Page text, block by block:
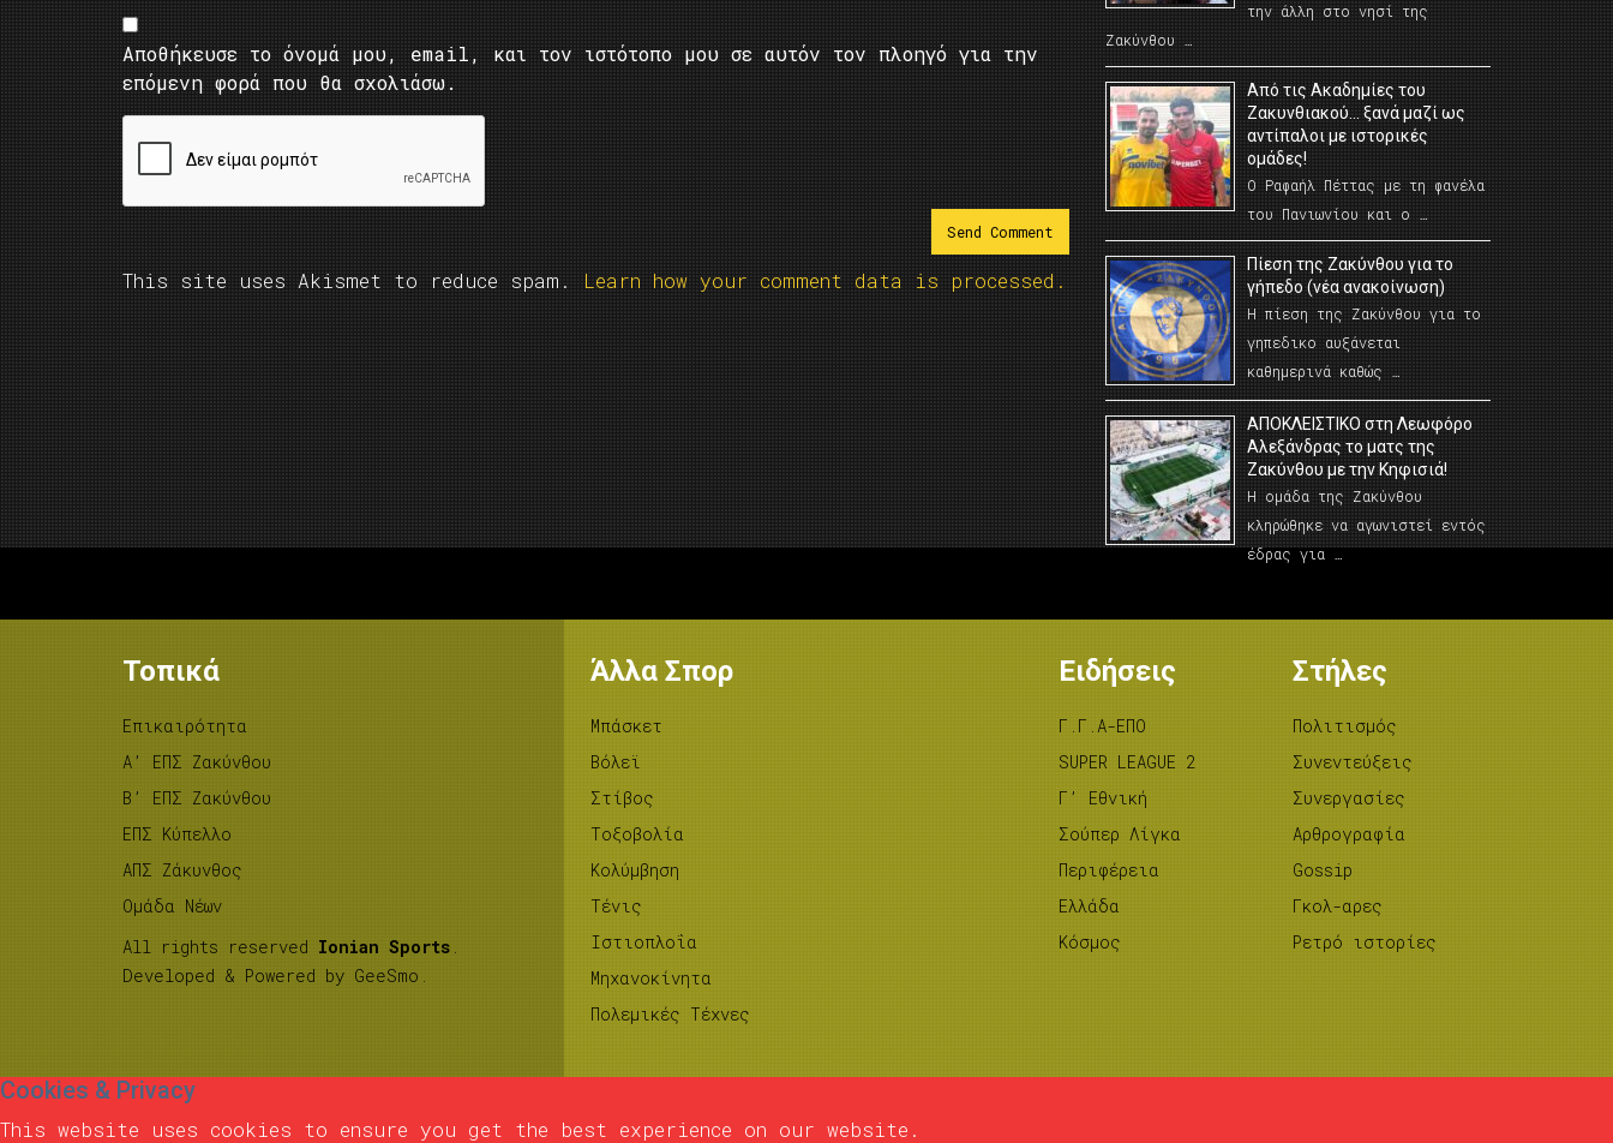
Αποθήκευσε το όνομά μου, email, και τον ιστότοπο μου σε αυτόν τον πλοηγό για την
επόμενη φορά που θα σχολιάσω.
This site uses Akismet to reduce spam. Learn how your comment data is processed.
την άλλη στο νησί της
Ζακύνθου …
Από τις Ακαδημίες του
Ζακυνθιακού… ξανά μαζί ως
αντίπαλοι με ιστορικές
ομάδες!
Ο Ραφαήλ Πέττας με τη φανέλα
του Πανιωνίου και ο …
Πίεση της Ζακύνθου για το
γήπεδο (νέα ανακοίνωση)
Η πίεση της Ζακύνθου για το
γηπεδικο αυξάνεται
καθημερινά καθώς …
AΠΟΚΛΕΙΣΤΙΚΟ στη Λεωφόρο
Αλεξάνδρας το ματς της
Ζακύνθου με την Κηφισιά!
Η ομάδα της Ζακύνθου
κληρώθηκε να αγωνιστεί εντός
έδρας για …
Τοπικά
Επικαιρότητα
A’ ΕΠΣ Ζακύνθου
B’ ΕΠΣ Ζακύνθου
ΕΠΣ Κύπελλο
ΑΠΣ Ζάκυνθος
Ομάδα Νέων
All rights reserved Ionian Sports .
Developed & Powered by GeeSmo .
Άλλα Σπορ
Μπάσκετ
Βόλεϊ
Στίβος
Tοξοβολία
Κολύμβηση
Τένις
Ιστιοπλοΐα
Μηχανοκίνητα
Πολεμικές Τέχνες
Ειδήσεις
Γ.Γ.Α-ΕΠΟ
SUPER LEAGUE 2
Γ’ Εθνική
Σούπερ Λίγκα
Περιφέρεια
Ελλάδα
Κόσμος
Στήλες
Πολιτισμός
Συνεντεύξεις
Συνεργασίες
Αρθρογραφία
Gossip
Γκολ-αρες
Ρετρό ιστορίες
Cookies & Privacy
This website uses cookies to ensure you get the best experience on our website.